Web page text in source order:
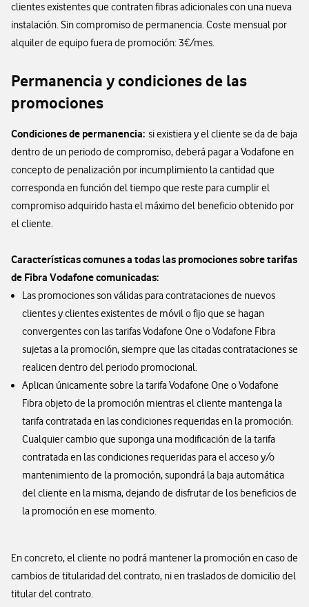
clientes existentes que contraten fibras adicionales con una nueva
instalación. Sin compromiso de permanencia. Coste mensual por
alquiler de equipo fuera de promoción: 3€/mes.
Permanencia y condiciones de las
promociones
Condiciones de permanencia: si existiera y el cliente se da de baja
dentro de un periodo de compromiso, deberá pagar a Vodafone en
concepto de penalización por incumplimiento la cantidad que
corresponda en función del tiempo que reste para cumplir el
compromiso adquirido hasta el máximo del beneficio obtenido por
el cliente.
Características comunes a todas las promociones sobre tarifas
de Fibra Vodafone comunicadas:
Las promociones son válidas para contrataciones de nuevos
clientes y clientes existentes de móvil o fijo que se hagan
convergentes con las tarifas Vodafone One o Vodafone Fibra
sujetas a la promoción, siempre que las citadas contrataciones se
realicen dentro del periodo promocional.
Aplican únicamente sobre la tarifa Vodafone One o Vodafone
Fibra objeto de la promoción mientras el cliente mantenga la
tarifa contratada en las condiciones requeridas en la promoción.
Cualquier cambio que suponga una modificación de la tarifa
contratada en las condiciones requeridas para el acceso y/o
mantenimiento de la promoción, supondrá la baja automática
del cliente en la misma, dejando de disfrutar de los beneficios de
la promoción en ese momento.
En concreto, el cliente no podrá mantener la promoción en caso de
cambios de titularidad del contrato, ni en traslados de domicilio del
titular del contrato.